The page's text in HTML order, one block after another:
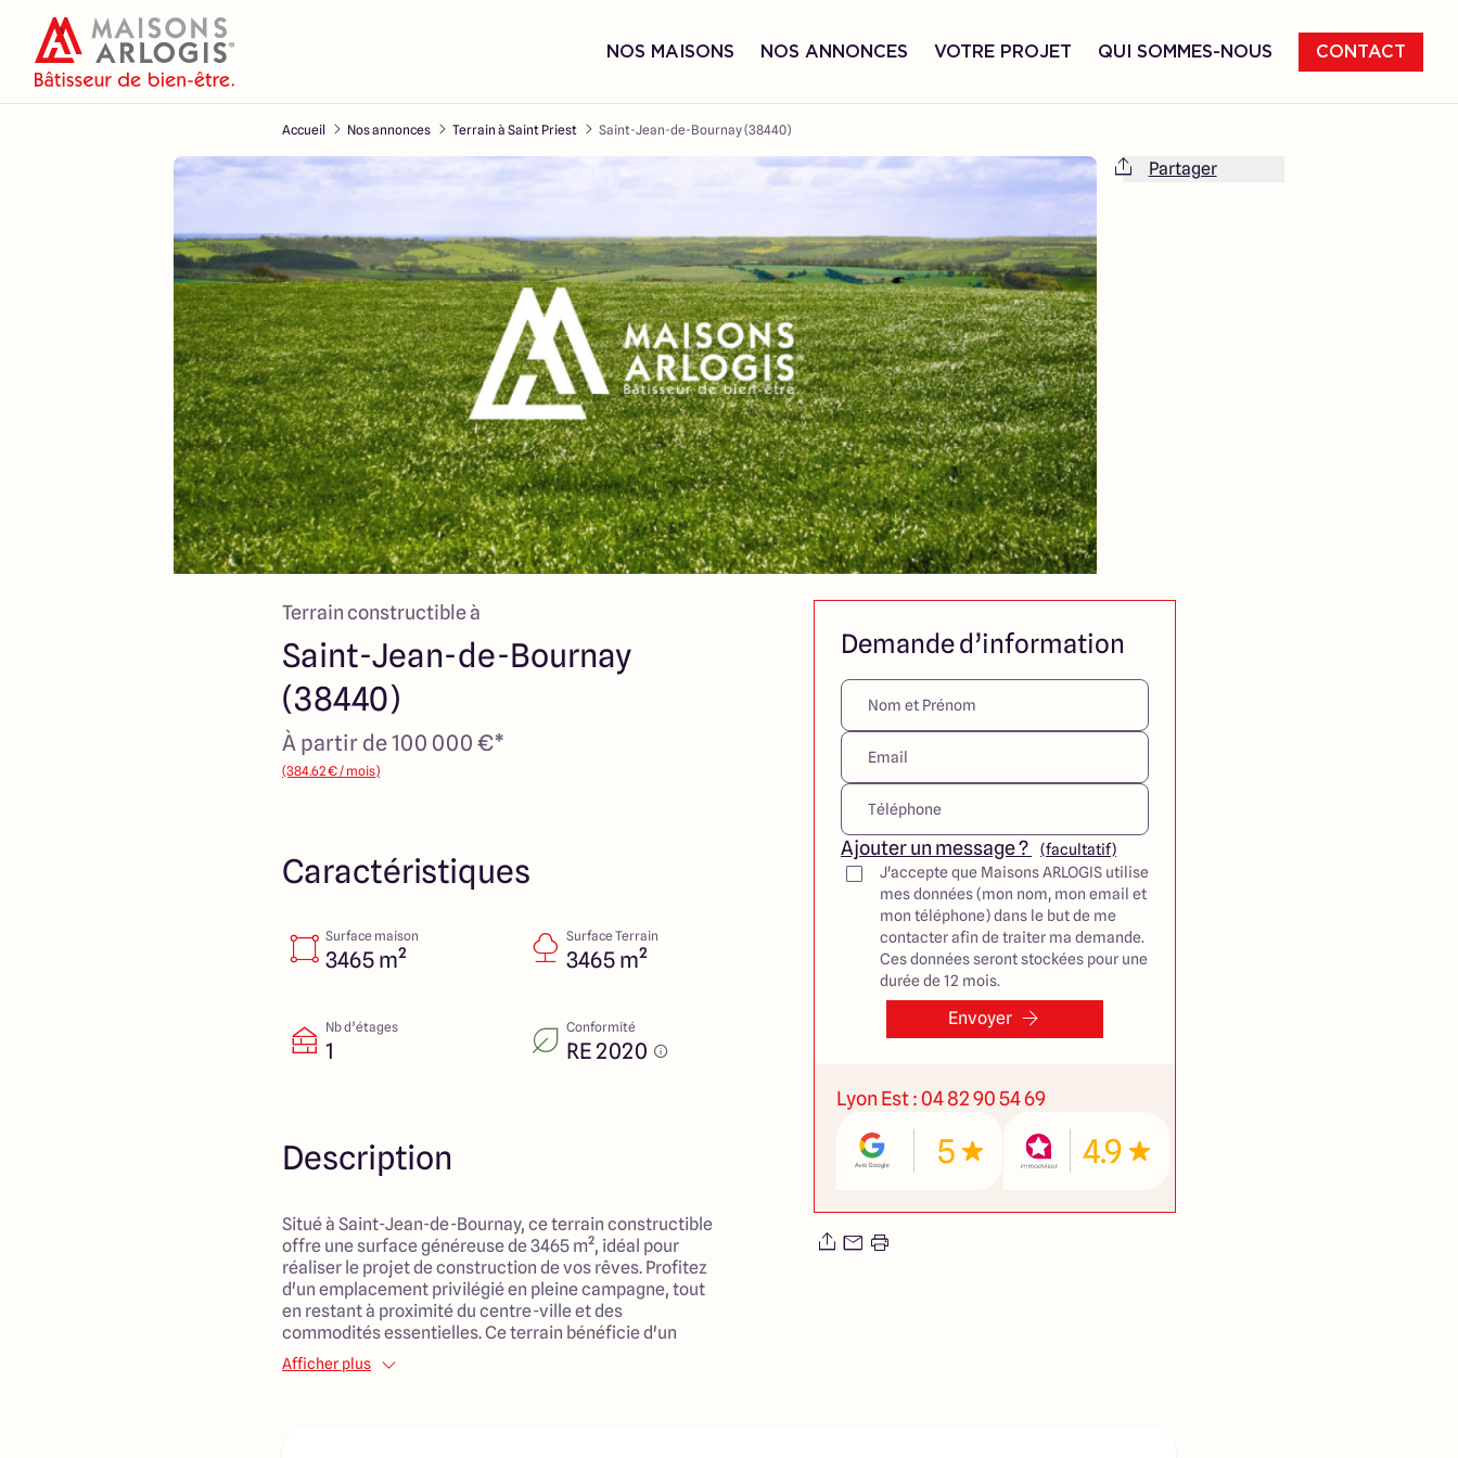
NOS MAISONS NOS ANNONCES VOTRE PROJET QUI SOMMES-NOUS CONTACT
Accueil Nos annonces Terrain à Saint Priest Saint-Jean-de-Bournay (38440)
Partager
Terrain constructible à
Saint-Jean-de-Bournay
(38440)
À partir de 100 000 €*
(384.62 € / mois)
Caractéristiques
Surface maison
3465 m²
Surface Terrain
3465 m²
Nb d’étages
1
Conformité
RE 2020
Description
Situé à Saint-Jean-de-Bournay, ce terrain constructible
offre une surface généreuse de 3465 m², idéal pour
réaliser le projet de construction de vos rêves. Profitez
d'un emplacement privilégié en pleine campagne, tout
en restant à proximité du centre-ville et des
commodités essentielles. Ce terrain bénéficie d'un
accès facile aux transports en commun, aux écoles et
aux services de santé, faisant de cet endroit un cadre de
Afficher plus
Demande d’information
Ajouter un message ?
(facultatif)
J'accepte que Maisons ARLOGIS utilise
mes données (mon nom, mon email et
mon téléphone) dans le but de me
contacter afin de traiter ma demande.
Ces données seront stockées pour une
durée de 12 mois.
Envoyer
Lyon Est : 04 82 90 54 69
5 4.9